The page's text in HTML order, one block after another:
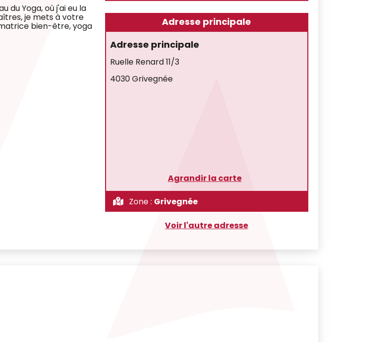
du Yoga, où j'ai eu la
je mets à votre
bien-être, yoga
Adresse principale
Adresse principale
Ruelle Renard 11/3
4030 Grivegnée
Agrandir la carte
Zone : Grivegnée
Voir l'autre adresse